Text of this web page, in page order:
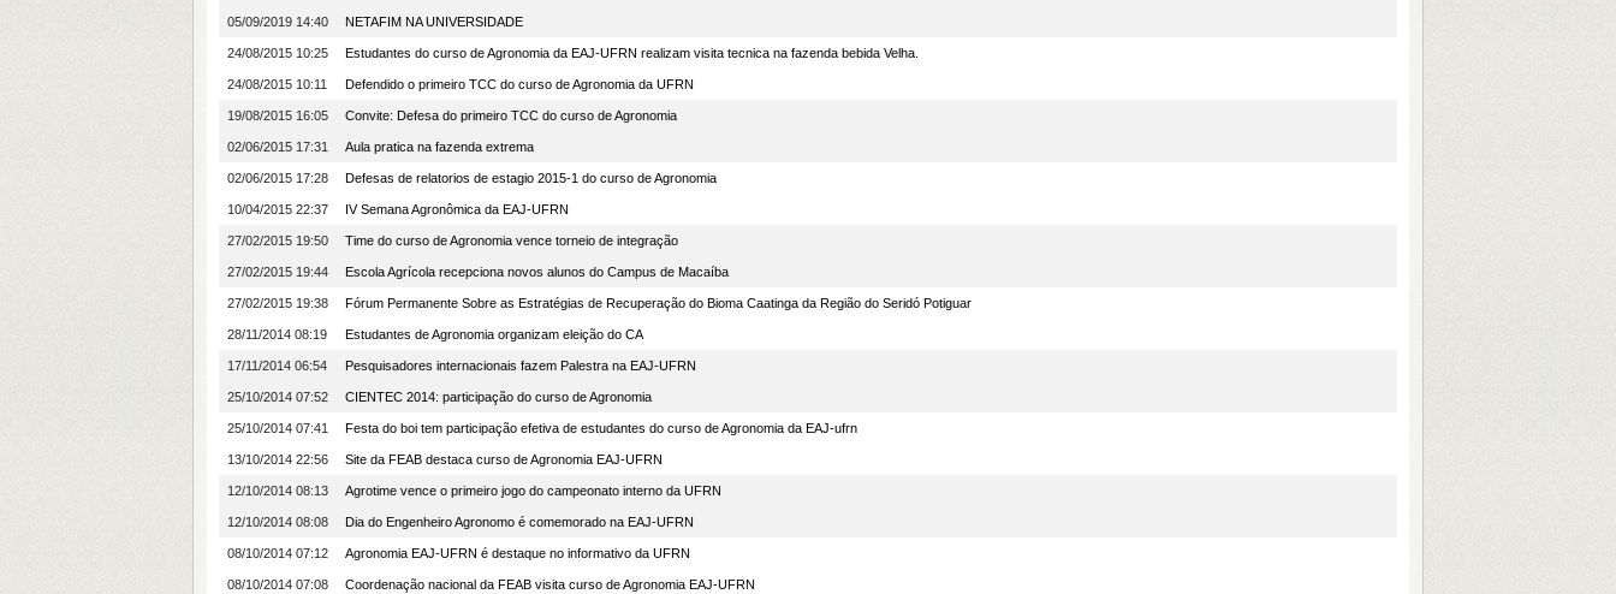
05/09/2019 14:40 NETAFIM NA UNIVERSIDADE
24/08/2015 10:25 Estudantes do curso de Agronomia da EAJ-UFRN realizam visita tecnica na fazenda bebida Velha.
24/08/2015 10:11 Defendido o primeiro TCC do curso de Agronomia da UFRN
19/08/2015 16:05 Convite: Defesa do primeiro TCC do curso de Agronomia
02/06/2015 17:31 Aula pratica na fazenda extrema
02/06/2015 17:28 Defesas de relatorios de estagio 2015-1 do curso de Agronomia
10/04/2015 22:37 IV Semana Agronômica da EAJ-UFRN
27/02/2015 19:50 Time do curso de Agronomia vence torneio de integração
27/02/2015 19:44 Escola Agrícola recepciona novos alunos do Campus de Macaíba
27/02/2015 19:38 Fórum Permanente Sobre as Estratégias de Recuperação do Bioma Caatinga da Região do Seridó Potiguar
28/11/2014 08:19 Estudantes de Agronomia organizam eleição do CA
17/11/2014 06:54 Pesquisadores internacionais fazem Palestra na EAJ-UFRN
25/10/2014 07:52 CIENTEC 2014: participação do curso de Agronomia
25/10/2014 07:41 Festa do boi tem participação efetiva de estudantes do curso de Agronomia da EAJ-ufrn
13/10/2014 22:56 Site da FEAB destaca curso de Agronomia EAJ-UFRN
12/10/2014 08:13 Agrotime vence o primeiro jogo do campeonato interno da UFRN
12/10/2014 08:08 Dia do Engenheiro Agronomo é comemorado na EAJ-UFRN
08/10/2014 07:12 Agronomia EAJ-UFRN é destaque no informativo da UFRN
08/10/2014 07:08 Coordenação nacional da FEAB visita curso de Agronomia EAJ-UFRN